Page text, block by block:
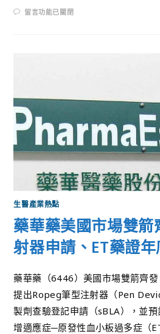
留言功能已關閉
生醫產業熱點
藥華藥美國市場雙箭
射器申請、ET藥證
藥華藥（6446）美國市場雙箭齊
提出Ropeg筆型注射器（Pen
製劑查驗登記申請（sBLA），並
增適應症─原發性血小板過多症（